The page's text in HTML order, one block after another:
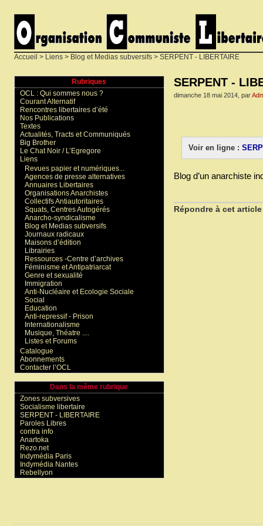
Accueil > Liens > Blog et Medias subversifs > SERPENT - LIBERTAIRE
SERPENT -
dimanche 18 mai 2014, par
Voir en ligne :
Blog d’un anarchiste
Répondre à cet article
Rubriques
OCL : Qui sommes nous ?
Courant Alternatif
Rencontres libertaires d’été
Nos Publications
Textes
Actualités, Tracts et Communiqués
Big Brother
Le Chat Noir / L’Egregore
Liens
Revues papier et numériques...
Agences de presse alternatives
Annuaires Libertaires
Organisations Anarchistes
Collectifs Antiautoritaires
Squats, Centres Autogérés
Anarcho-syndicalisme
Blog et Medias subversifs
Journaux radicaux
Maisons d’édition
Librairies
Ressources -Centre d’archives
Féminisme et Antipatriarcat
Genre et sexualité
Immigration
Anti-Nucléaire et Ecologie Sociale
Social
Education
Anti-repressif - Prison
Internationalisme
Musique, Théatre ....
Listes et Forums
Catalogue
Abonnements
Contacter l’OCL
Dans la même rubrique
Zones subversives
Socialisme libertaire
SERPENT - LIBERTAIRE
Paroles Libres
contra info
Anartoka
Rezo.net
Indymédia Paris
Indymédia Nantes
Rebellyon